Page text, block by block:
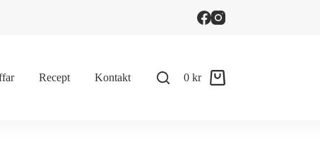
Recept Kontakt
Shopping
0kr